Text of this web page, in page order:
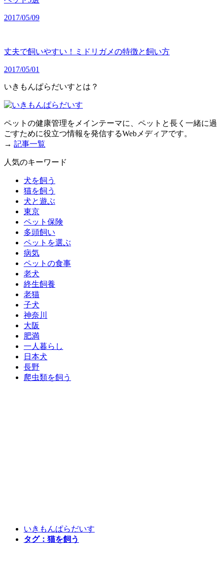
2017/05/09
丈夫で飼いやすい！ミドリガメの特徴と飼い方
2017/05/01
いきもんぱらだいすとは？
ペットの健康管理をメインテーマに、ペットと長く一緒に過
ごすために役立つ情報を発信するWebメディアです。
→ 記事一覧
人気のキーワード
犬を飼う
猫を飼う
犬と遊ぶ
東京
ペット保険
多頭飼い
ペットを選ぶ
病気
ペットの食事
老犬
終生飼養
老猫
子犬
神奈川
大阪
肥満
一人暮らし
日本犬
長野
爬虫類を飼う
いきもんぱらだいす
タグ：猫を飼う